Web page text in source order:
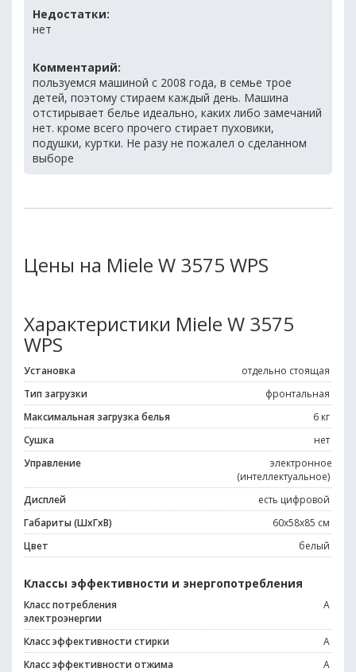
Недостатки:
нет
Комментарий:
пользуемся машиной с 2008 года, в семье трое
детей, поэтому стираем каждый день. Машина
отстирывает белье идеально, каких либо замечаний
нет. кроме всего прочего стирает пуховики,
подушки, куртки. Не разу не пожалел о сделанном
выборе
Цены на Miele W 3575 WPS
Характеристики Miele W 3575
WPS
Установка
отдельно стоящая
Тип загрузки
фронтальная
Максимальная загрузка белья
6 кг
Сушка
нет
Управление
электронное
(интеллектуальное)
Дисплей
есть цифровой
Габариты (ШxГxВ)
60x58x85 см
Цвет
белый
Классы эффективности и энергопотребления
Класс потребления
электроэнергии
A
Класс эффективности стирки
A
Класс эффективности отжима
A